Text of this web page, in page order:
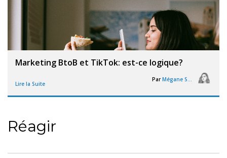
Marketing BtoB et TikTok: est-ce logique?
Lire la Suite
Par Mégane Segorb
Réagir